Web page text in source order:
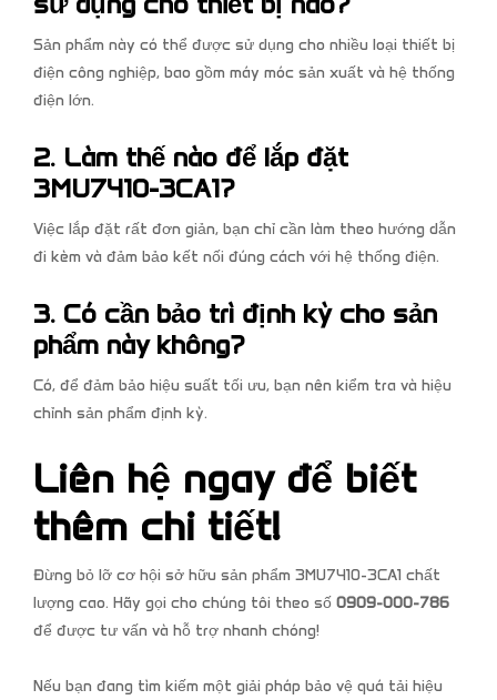
Sản phẩm này có thể được sử dụng cho nhiều loại thiết bị
điện công nghiệp, bao gồm máy móc sản xuất và hệ thống
điện lớn.
2. Làm thế nào để lắp đặt
3MU7410-3CA1?
Việc lắp đặt rất đơn giản, bạn chỉ cần làm theo hướng dẫn
đi kèm và đảm bảo kết nối đúng cách với hệ thống điện.
3. Có cần bảo trì định kỳ cho sản
phẩm này không?
Có, để đảm bảo hiệu suất tối ưu, bạn nên kiểm tra và hiệu
chỉnh sản phẩm định kỳ.
Liên hệ ngay để biết
thêm chi tiết!
Đừng bỏ lỡ cơ hội sở hữu sản phẩm 3MU7410-3CA1 chất
lượng cao. Hãy gọi cho chúng tôi theo số 0909-000-786
để được tư vấn và hỗ trợ nhanh chóng!
Nếu bạn đang tìm kiếm một giải pháp bảo vệ quá tải hiệu